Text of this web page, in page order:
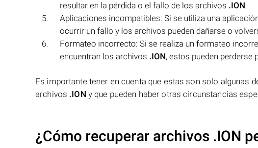
resultar en la pérdida o el fallo de los archivos .ION.
Aplicaciones incompatibles: Si se utiliza una
ocurrir un fallo y los archivos pueden dañarse o
Formateo incorrecto: Si se realiza un formateo
encuentran los archivos .ION, estos pueden perderse
Es importante tener en cuenta que estas son solo algunas
archivos .ION y que pueden haber otras circunstancias
¿Cómo recuperar archivos .ION